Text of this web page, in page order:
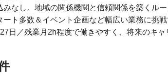
なし。地域の関係機関と信頼関係を築くル
ト多数＆イベント企画など幅広い業務に挑戦
日／残業月2h程度で働きやすく、将来のキャ